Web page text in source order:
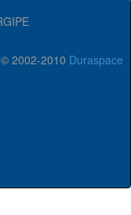
2002-2010 Duraspace